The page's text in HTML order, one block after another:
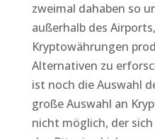
zweimal dahaben so
außerhalb des
Kryptowährungen
Alternativen zu
ist noch die Auswahl
große Auswahl an
nicht möglich, der